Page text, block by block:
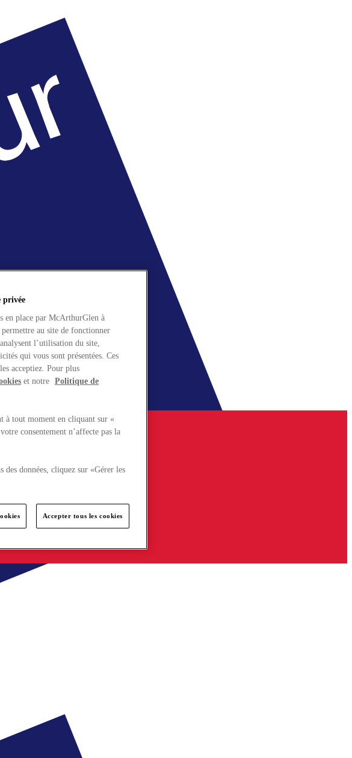
privée
en place par McArthurGlen à
au site de fonctionner
l’utilisation du site,
qui vous sont présentées. Ces
acceptiez. Pour plus
et notre Politique de
à tout moment en cliquant sur «
consentement n’affecte pas la
des données, cliquez sur «Gérer les
Accepter tous les cookies